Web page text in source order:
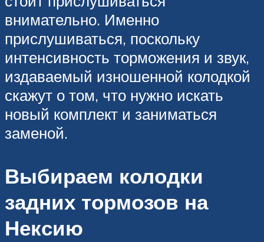
внимательно. Именно
прислушиваться, поскольку
интенсивность торможения и звук,
издаваемый изношенной колодкой
скажут о том, что нужно искать
новый комплект и заниматься
заменой.
Выбираем колодки
задних тормозов на
Нексию